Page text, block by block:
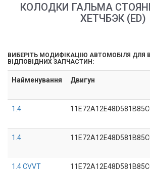
КОЛОДКИ ГАЛЬМА
ХЕТЧБЭК (ED)
ВИБЕРІТЬ МОДИФІКАЦІЮ АВТОМОБІЛЯ ДЛЯ
ВІДПОВІДНИХ ЗАПЧАСТИН:
Найменування Двигун
1.4
1.4
1.4 CVVT